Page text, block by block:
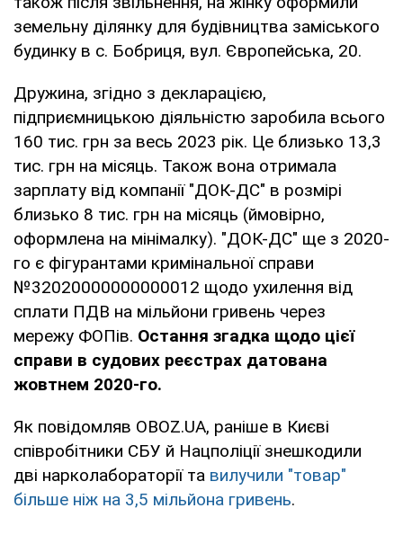
земельну ділянку для будівництва заміського
будинку в с. Бобриця, вул. Європейська, 20.
Дружина, згідно з декларацією,
підприємницькою діяльністю заробила всього
160 тис. грн за весь 2023 рік. Це близько 13,3
тис. грн на місяць. Також вона отримала
зарплату від компанії "ДОК-ДС" в розмірі
близько 8 тис. грн на місяць (ймовірно,
оформлена на мінімалку). "ДОК-ДС" ще з 2020-
го є фігурантами кримінальної справи
№32020000000000012 щодо ухилення від
сплати ПДВ на мільйони гривень через
мережу ФОПів. Остання згадка щодо цієї
справи в судових реєстрах датована
жовтнем 2020-го.
Як повідомляв OBOZ.UA, раніше в Києві
співробітники СБУ й Нацполіції знешкодили
дві нарколабораторії та вилучили "товар"
більше ніж на 3,5 мільйона гривень.